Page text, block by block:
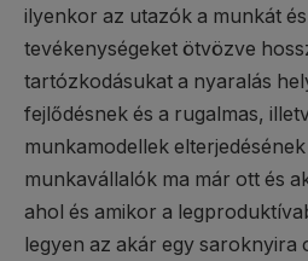
ilyenkor az utazók a munkát
tevékenységeket ötvözve
tartózkodásukat a nyaralás
fejlődésnek és a rugalmas,
munkamodellek
munkavállalók ma már ott és
ahol és amikor a
legyen az akár egy